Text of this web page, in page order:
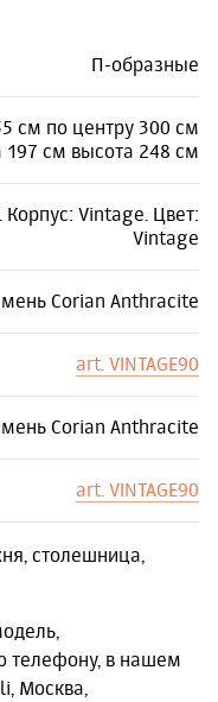
П-образные
см по центру 300 см
197 см высота 248 см
Vintage. Цвет:
Vintage
Corian Anthracite
art. VINTAGE90
Corian Anthracite
art. VINTAGE90
столешница,
телефону, в нашем
Москва,